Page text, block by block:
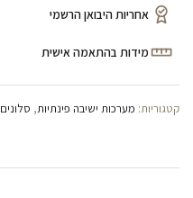
אחריות היבואן הרשמי
מידות בהתאמה אישית
קטגוריות: מערכות ישיבה פינתיות, סלונים